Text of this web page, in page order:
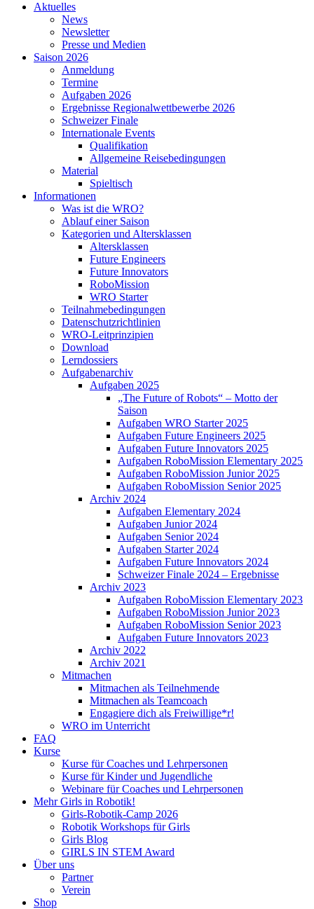
Aktuelles
News
Newsletter
Presse und Medien
Saison 2026
Anmeldung
Termine
Aufgaben 2026
Ergebnisse Regionalwettbewerbe 2026
Schweizer Finale
Internationale Events
Qualifikation
Allgemeine Reisebedingungen
Material
Spieltisch
Informationen
Was ist die WRO?
Ablauf einer Saison
Kategorien und Altersklassen
Altersklassen
Future Engineers
Future Innovators
RoboMission
WRO Starter
Teilnahmebedingungen
Datenschutzrichtlinien
WRO-Leitprinzipien
Download
Lerndossiers
Aufgabenarchiv
Aufgaben 2025
„The Future of Robots“ – Motto der
Saison
Aufgaben WRO Starter 2025
Aufgaben Future Engineers 2025
Aufgaben Future Innovators 2025
Aufgaben RoboMission Elementary 2025
Aufgaben RoboMission Junior 2025
Aufgaben RoboMission Senior 2025
Archiv 2024
Aufgaben Elementary 2024
Aufgaben Junior 2024
Aufgaben Senior 2024
Aufgaben Starter 2024
Aufgaben Future Innovators 2024
Schweizer Finale 2024 – Ergebnisse
Archiv 2023
Aufgaben RoboMission Elementary 2023
Aufgaben RoboMission Junior 2023
Aufgaben RoboMission Senior 2023
Aufgaben Future Innovators 2023
Archiv 2022
Archiv 2021
Mitmachen
Mitmachen als Teilnehmende
Mitmachen als Teamcoach
Engagiere dich als Freiwillige*r!
WRO im Unterricht
FAQ
Kurse
Kurse für Coaches und Lehrpersonen
Kurse für Kinder und Jugendliche
Webinare für Coaches und Lehrpersonen
Mehr Girls in Robotik!
Girls-Robotik-Camp 2026
Robotik Workshops für Girls
Girls Blog
GIRLS IN STEM Award
Über uns
Partner
Verein
Shop